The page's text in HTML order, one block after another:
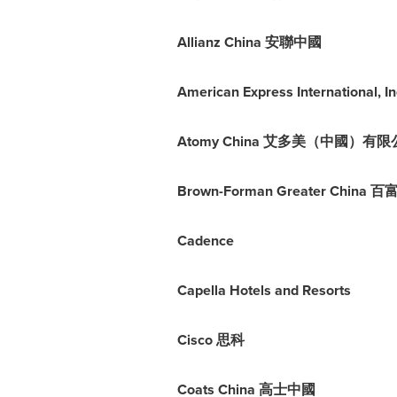
Allianz China安聯中國
American Express International,
Atomy China 艾多美（中國）有限
Brown-Forman Greater China 百
Cadence
Capella Hotels and Resorts
Cisco 思科
Coats China 高士中國